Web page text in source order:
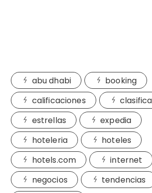
abu dhabi
booking
calificaciones
estrellas
expedia
hoteleria
hoteles
hotels.com
internet
negocios
tendencias